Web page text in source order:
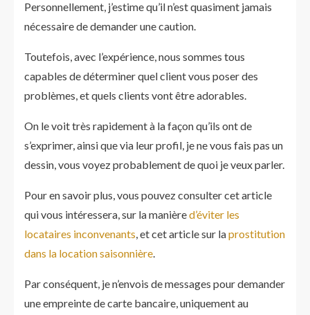
Personnellement, j’estime qu’il n’est quasiment jamais
nécessaire de demander une caution.
Toutefois, avec l’expérience, nous sommes tous
capables de déterminer quel client vous poser des
problèmes, et quels clients vont être adorables.
On le voit très rapidement à la façon qu’ils ont de
s’exprimer, ainsi que via leur profil, je ne vous fais pas un
dessin, vous voyez probablement de quoi je veux parler.
Pour en savoir plus, vous pouvez consulter cet article
qui vous intéressera, sur la manièred’éviter les
locataires inconvenants, et cet article sur laprostitution
dans la location saisonnière.
Par conséquent, je n’envois de messages pour demander
une empreinte de carte bancaire, uniquement au